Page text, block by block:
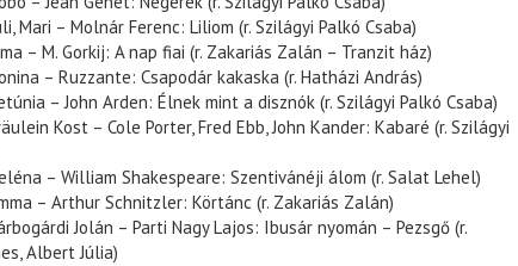
Mari – Molnár Ferenc: Liliom (r. Szilágyi Palkó Csaba)
– M. Gorkij: A nap fiai (r. Zakariás Zalán – Tranzit ház)
– Ruzzante: Csapodár kakaska (r. Hatházi András)
– John Arden: Élnek mint a disznók (r. Szilágyi Palkó Csaba)
Kost – Cole Porter, Fred Ebb, John Kander: Kabaré (r. Szilágyi
– William Shakespeare: Szentivánéji álom (r. Salat Lehel)
– Arthur Schnitzler: Körtánc (r. Zakariás Zalán)
Jolán – Parti Nagy Lajos: Ibusár nyomán – Pezsgő (r.
Albert Júlia)